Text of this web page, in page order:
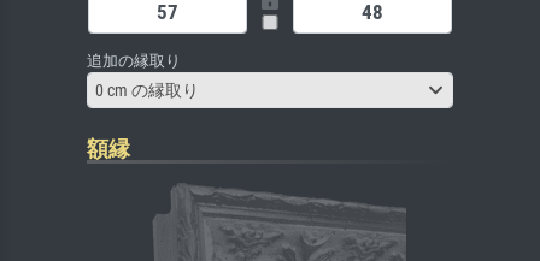
追加の縁取り
0 cm の縁取り
額縁